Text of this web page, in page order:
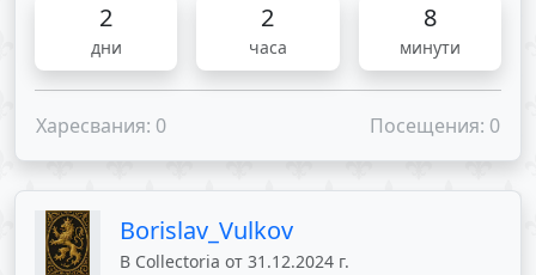
2
дни
2
часа
8
минути
Харесвания: 0 Посещения: 0
Borislav_Vulkov
В Collectoria от 31.12.2024 г.